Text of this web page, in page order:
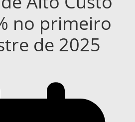
no primeiro
de 2025